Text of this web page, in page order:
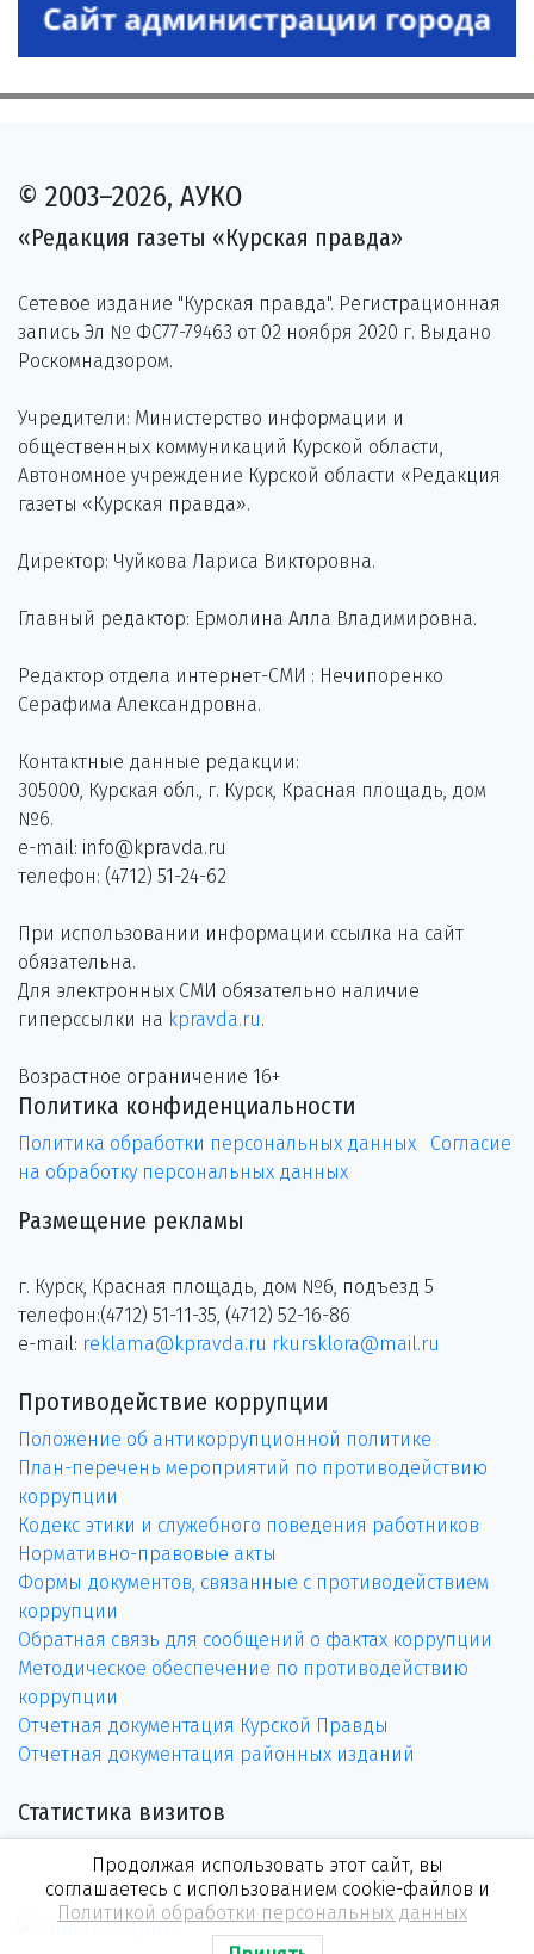
© 2003–2026, АУКО
«Редакция газеты «Курская правда»
Сетевое издание "Курская правда". Регистрационная
запись Эл № ФС77-79463 от 02 ноября 2020 г. Выдано
Роскомнадзором.
Учредители: Министерство информации и
общественных коммуникаций Курской области,
Автономное учреждение Курской области «Редакция
газеты «Курская правда».
Директор: Чуйкова Лариса Викторовна.
Главный редактор: Ермолина Алла Владимировна.
Редактор отдела интернет-СМИ : Нечипоренко
Серафима Александровна.
Контактные данные редакции:
305000, Курская обл., г. Курск, Красная площадь, дом
№6.
e-mail: info@kpravda.ru
телефон: (4712) 51-24-62
При использовании информации ссылка на сайт
обязательна.
Для электронных СМИ обязательно наличие
гиперссылки на kpravda.ru.
Возрастное ограничение 16+
Политика конфиденциальности
Политика обработки персональных данных
Согласие
на обработку персональных данных
Размещение рекламы
г. Курск, Красная площадь, дом №6, подъезд 5
телефон:(4712) 51-11-35, (4712) 52-16-86
e-mail: reklama@kpravda.ru rkursklora@mail.ru
Противодействие коррупции
Положение об антикоррупционной политике
План-перечень мероприятий по противодействию
коррупции
Кодекс этики и служебного поведения работников
Нормативно-правовые акты
Формы документов, связанные с противодействием
коррупции
Обратная связь для сообщений о фактах коррупции
Методическое обеспечение по противодействию
коррупции
Отчетная документация Курской Правды
Отчетная документация районных изданий
Статистика визитов
Продолжая использовать этот сайт, вы
соглашаетесь с использованием cookie-файлов и
Политикой обработки персональных данных